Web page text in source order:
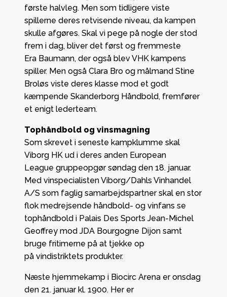
første halvleg. Men som tidligere viste
spillerne deres retvisende niveau, da kampen
skulle afgøres. Skal vi pege på nogle der stod
frem i dag, bliver det først og fremmeste
Era Baumann, der også blev VHK kampens
spiller. Men også Clara Bro og målmand Stine
Broløs viste deres klasse mod et godt
kæmpende Skanderborg Håndbold, fremfører
et enigt lederteam.
Tophåndbold og vinsmagning
Som skrevet i seneste kampklumme skal
Viborg HK ud i deres anden European
League gruppeopgør søndag den 18. januar.
Med vinspecialisten Viborg/Dahls Vinhandel
A/S som faglig samarbejdspartner skal en stor
flok medrejsende håndbold- og vinfans se
tophåndbold i Palais Des Sports Jean-Michel
Geoffrey mod JDA Bourgogne Dijon samt
bruge fritimerne på at tjekke op
på vindistriktets produkter.
Næste hjemmekamp i Biocirc Arena er onsdag
den 21. januar kl. 1900. Her er